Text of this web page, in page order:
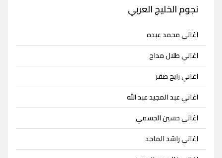
نجوم الخليج العربي
اغاني محمد عبده
اغاني طلال مداح
اغاني رابح صقر
اغاني عبد المجيد عبد الله
اغاني حسين الجسمي
اغاني راشد الماجد